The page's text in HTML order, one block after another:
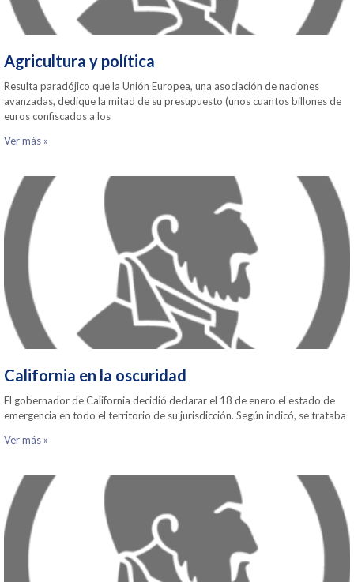
Agricultura y política
Resulta paradójico que la Unión Europea, una asociación de naciones
avanzadas, dedique la mitad de su presupuesto (unos cuantos billones de
euros confiscados a los
Ver más »
California en la oscuridad
El gobernador de California decidió declarar el 18 de enero el estado de
emergencia en todo el territorio de su jurisdicción. Según indicó, se trataba
Ver más »